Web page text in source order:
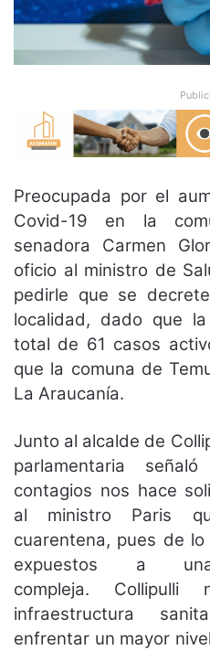
Preocupada por el
Covid-19 en la
senadora Carmen
oficio al ministro de
pedirle que se
localidad, dado que
total de 61 casos
que la comuna de
La Araucanía.
Junto al alcalde de
parlamentaria
contagios nos hace
al ministro Paris
cuarentena, pues de
expuestos a
compleja.
infraestructura
enfrentar un mayor